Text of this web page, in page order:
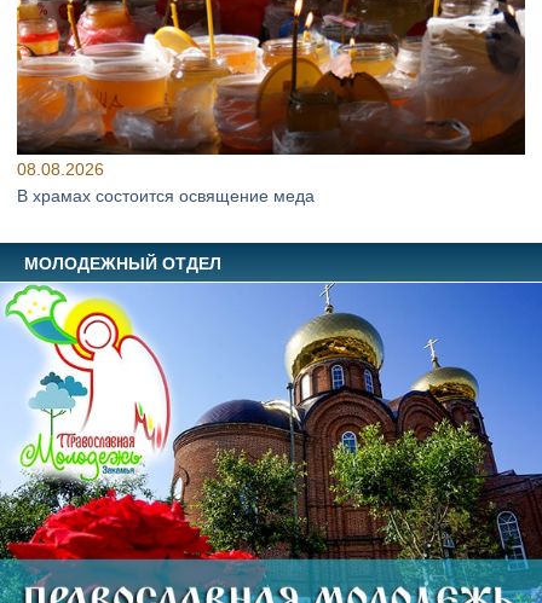
08.08.2026
В храмах состоится освящение меда
МОЛОДЕЖНЫЙ ОТДЕЛ